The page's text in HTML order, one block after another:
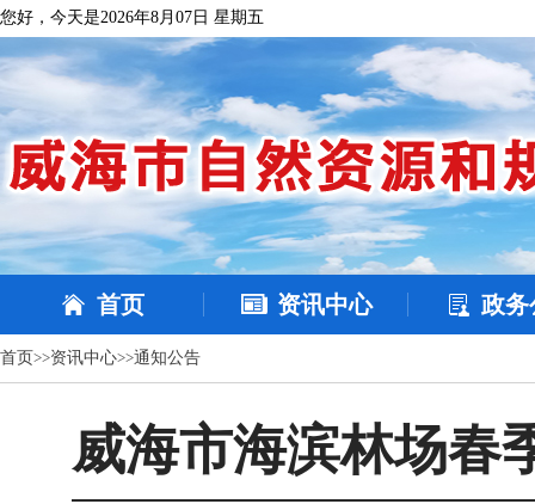
您好，今天是2026年8月07日 星期五
首页 资讯中心 政务
首页>>资讯中心>>通知公告
威海市海滨林场春